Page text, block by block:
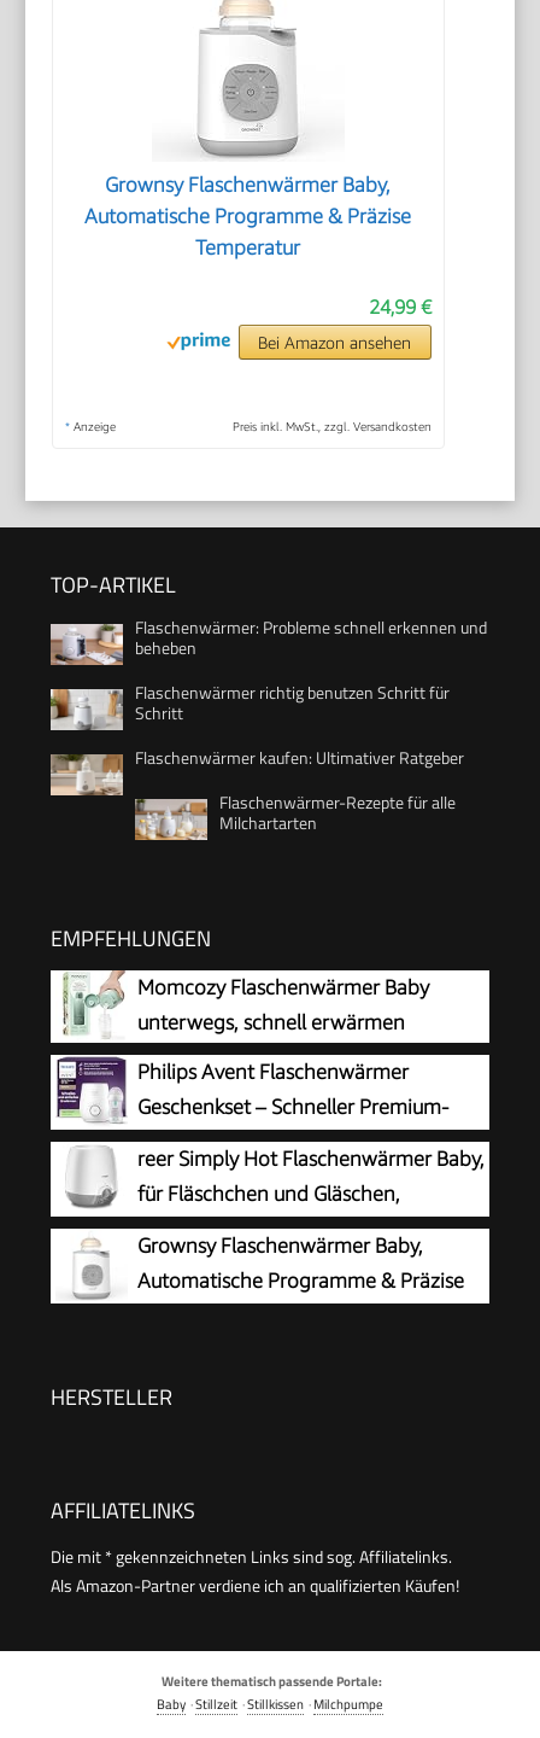
Grownsy Flaschenwärmer Baby,
Automatische Programme & Präzise
Temperatur
24,99 €
Bei Amazon ansehen
* Anzeige Preis inkl. MwSt., zzgl. Versandkosten
TOP-ARTIKEL
Flaschenwärmer: Probleme schnell erkennen und
beheben
Flaschenwärmer richtig benutzen Schritt für
Schritt
Flaschenwärmer kaufen: Ultimativer Ratgeber
Flaschenwärmer-Rezepte für alle
Milchartarten
EMPFEHLUNGEN
Momcozy Flaschenwärmer Baby
unterwegs, schnell erwärmen
Philips Avent Flaschenwärmer
Geschenkset – Schneller Premium-
Flaschenwärmer und Natural Response
Babyflasche, intelligente Temperaturregelung,
automatische Abschaltung, Auftaufunktion,
SCF358/10
reer Simply Hot Flaschenwärmer Baby,
für Fläschchen und Gläschen,
Weiß/Grau
Grownsy Flaschenwärmer Baby,
Automatische Programme & Präzise
HERSTELLER
AFFILIATELINKS
Die mit * gekennzeichneten Links sind sog. Affiliatelinks.
Als Amazon-Partner verdiene ich an qualifizierten Käufen!
Weitere thematisch passende Portale:
Baby ·Stillzeit ·Stillkissen ·Milchpumpe